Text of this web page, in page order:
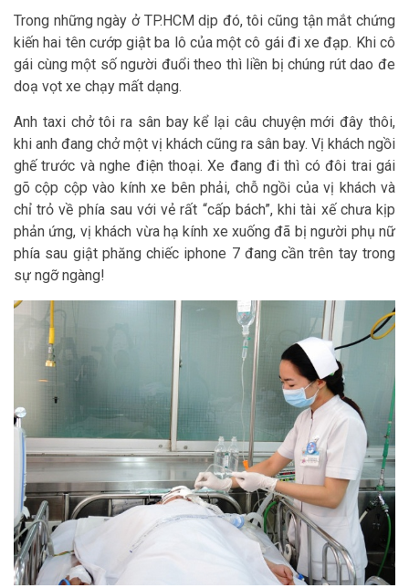
Trong những ngày ở TP.HCM dịp đó, tôi cũng tận mắt chứng
kiến hai tên cướp giật ba lô của một cô gái đi xe đạp. Khi cô
gái cùng một số người đuổi theo thì liền bị chúng rút dao đe
doạ vọt xe chạy mất dạng.
Anh taxi chở tôi ra sân bay kể lại câu chuyện mới đây thôi,
khi anh đang chở một vị khách cũng ra sân bay. Vị khách ngồi
ghế trước và nghe điện thoại. Xe đang đi thì có đôi trai gái
gõ cộp cộp vào kính xe bên phải, chỗ ngồi của vị khách và
chỉ trỏ về phía sau với vẻ rất “cấp bách”, khi tài xế chưa kịp
phản ứng, vị khách vừa hạ kính xe xuống đã bị người phụ nữ
phía sau giật phăng chiếc iphone 7 đang cần trên tay trong
sự ngỡ ngàng!